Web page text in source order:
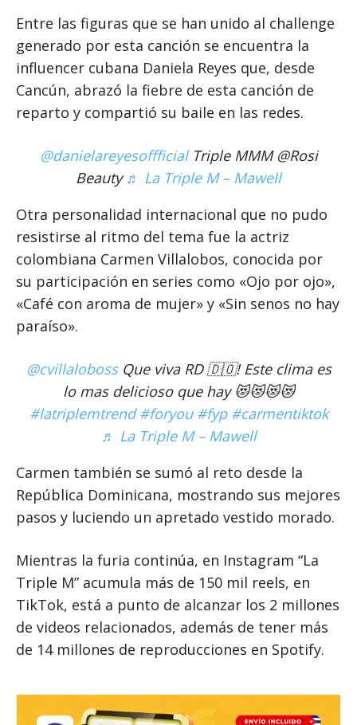
Entre las figuras que se han unido al challenge
generado por esta canción se encuentra la
influencer cubana Daniela Reyes que, desde
Cancún, abrazó la fiebre de esta canción de
reparto y compartió su baile en las redes.
@danielareyesoffficialTriple MMM @Rosi
Beauty♬ La Triple M – Mawell
Otra personalidad internacional que no pudo
resistirse al ritmo del tema fue la actriz
colombiana Carmen Villalobos, conocida por
su participación en series como «Ojo por ojo»,
«Café con aroma de mujer» y «Sin senos no hay
paraíso».
@cvillalobossQue viva RD 🇩🇴! Este clima es
lo mas delicioso que hay 😻😻😻😻
#latriplemtrend #foryou #fyp #carmentiktok
♬ La Triple M – Mawell
Carmen también se sumó al reto desde la
República Dominicana, mostrando sus mejores
pasos y luciendo un apretado vestido morado.
Mientras la furia continúa, en Instagram “La
Triple M” acumula más de 150 mil reels, en
TikTok, está a punto de alcanzar los 2 millones
de videos relacionados, además de tener más
de 14 millones de reproducciones en Spotify.